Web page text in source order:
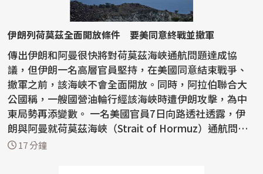
伊朗列荷莫茲全面開放條件 要美同意終戰並撤軍
傳出伊朗和阿曼很快將對荷莫茲海峽通航問題達成協
議，但伊朗一名高層官員堅持，在美國同意結束戰爭、
撤軍之前，該海峽不會全面開放。同時，阿拉伯聯合大
公國稱，一艘國營油輪行經該海峽時遭伊朗攻擊，為中
東局勢再添變數。 一名美國官員7日向路透社透露，伊
朗與阿曼就荷莫茲海峽（Strait of Hormuz）通航問題
正取得...
17 分鐘